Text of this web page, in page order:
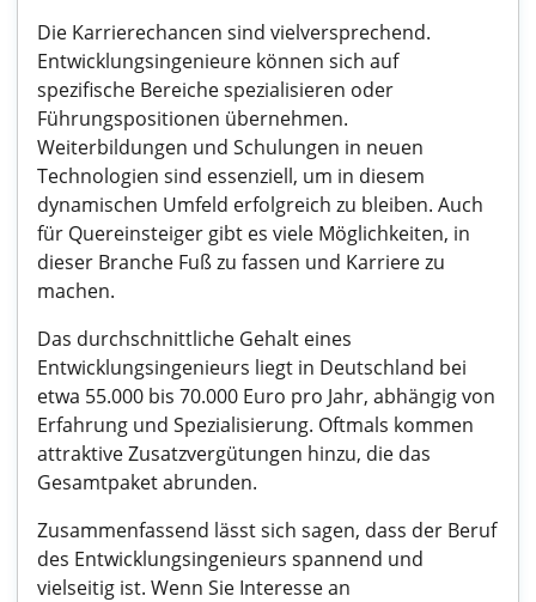
Die Karrierechancen sind vielversprechend.
Entwicklungsingenieure können sich auf
spezifische Bereiche spezialisieren oder
Führungspositionen übernehmen.
Weiterbildungen und Schulungen in neuen
Technologien sind essenziell, um in diesem
dynamischen Umfeld erfolgreich zu bleiben. Auch
für Quereinsteiger gibt es viele Möglichkeiten, in
dieser Branche Fuß zu fassen und Karriere zu
machen.
Das durchschnittliche Gehalt eines
Entwicklungsingenieurs liegt in Deutschland bei
etwa 55.000 bis 70.000 Euro pro Jahr, abhängig von
Erfahrung und Spezialisierung. Oftmals kommen
attraktive Zusatzvergütungen hinzu, die das
Gesamtpaket abrunden.
Zusammenfassend lässt sich sagen, dass der Beruf
des Entwicklungsingenieurs spannend und
vielseitig ist. Wenn Sie Interesse an